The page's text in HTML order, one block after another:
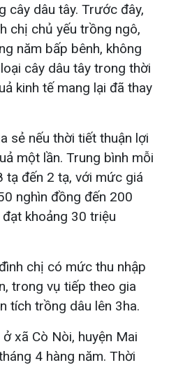
cây dâu tây. Trước đây,
chị chủ yếu trồng ngô,
năm bấp bênh, không
cây dâu tây trong thời
kinh tế mang lại đã thay
sẻ nếu thời tiết thuận lợi
một lần. Trung bình mỗi
tạ đến 2 tạ, với mức giá
nghìn đồng đến 200
khoảng 30 triệu
chị có mức thu nhập
trong vụ tiếp theo gia
tích trồng dâu lên 3ha.
xã Cò Nòi, huyện Mai
4 hàng năm. Thời